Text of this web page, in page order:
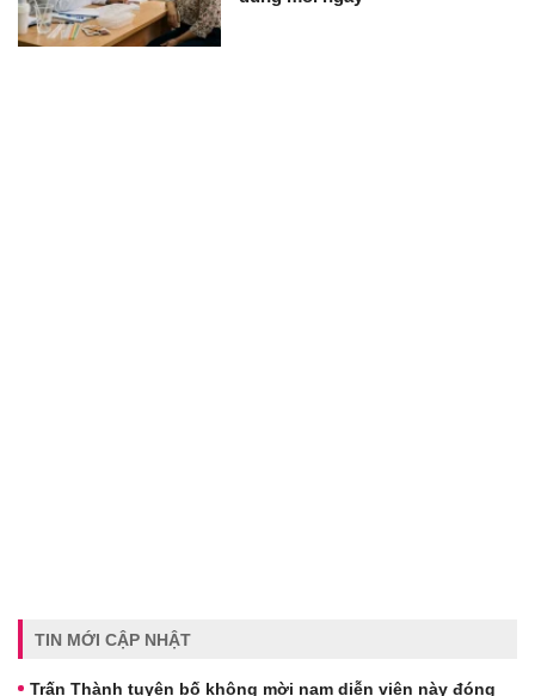
TIN MỚI CẬP NHẬT
Trấn Thành tuyên bố không mời nam diễn viên này đóng